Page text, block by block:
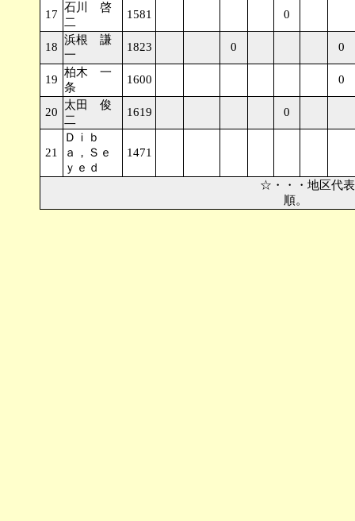
17
石川 啓
二
1581 0
18
浜根 謙
一
1823 0 0
19
柏木 一
条
1600 0
20
太田 俊
二
1619 0
21
Ｄｉｂ
ａ，Ｓｅ
ｙｅｄ
1471
☆・・・地区代
順。